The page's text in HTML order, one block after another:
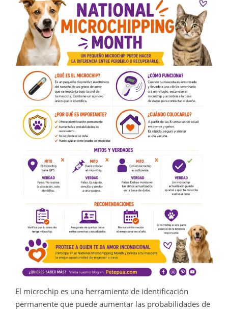
El microchip es una herramienta de identificación
permanente que puede aumentar las probabilidades de